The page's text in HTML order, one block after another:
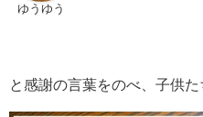
ゆうゆう
と感謝の言葉をのべ、子供